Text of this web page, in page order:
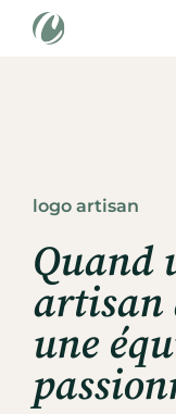
logo artisan
Quand
artisan
une